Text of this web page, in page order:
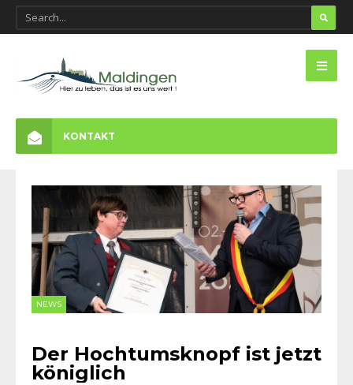
KONTAKT
NEWS
Der Hochtumsknopf ist jetzt
königlich